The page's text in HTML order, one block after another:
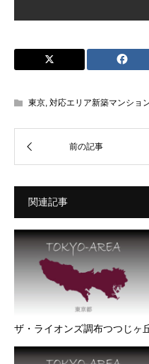
東京 対応エリア新築マンショ
関連記事
ザ・ライオンズ調布つつじヶ